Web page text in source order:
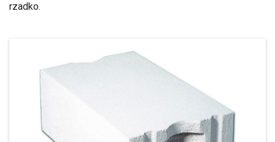
rzadko.